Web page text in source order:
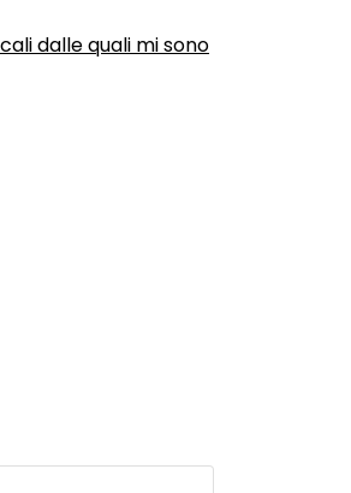
dalle quali mi sono